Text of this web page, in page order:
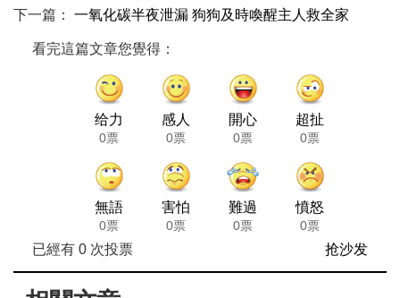
下一篇：
一氧化碳半夜泄漏 狗狗及時喚醒主人救全家
看完這篇文章您覺得：
给力
0票
感人
0票
開心
0票
超扯
0票
無語
0票
害怕
0票
難過
0票
憤怒
0票
已經有 0次投票 抢沙发